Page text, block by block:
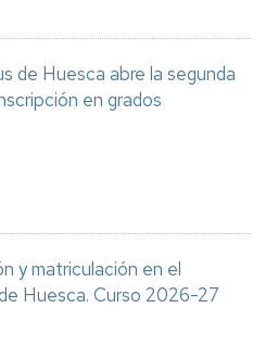
de Huesca abre la segunda
en grados
y matriculación en el
Huesca. Curso 2026-27